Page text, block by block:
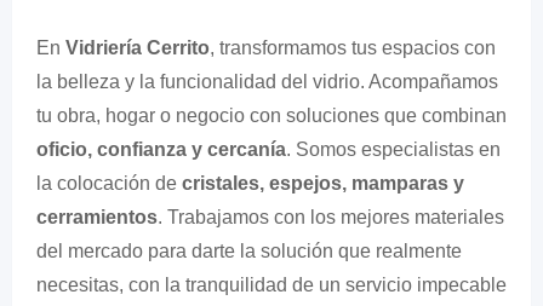
En Vidriería Cerrito, transformamos tus espacios con
la belleza y la funcionalidad del vidrio. Acompañamos
tu obra, hogar o negocio con soluciones que combinan
oficio, confianza y cercanía. Somos especialistas en
la colocación de cristales, espejos, mamparas y
cerramientos. Trabajamos con los mejores materiales
del mercado para darte la solución que realmente
necesitas, con la tranquilidad de un servicio impecable